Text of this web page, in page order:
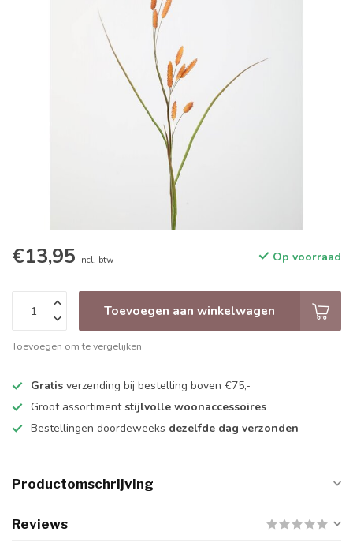
€13,95 Incl. btw Op voorraad
Toevoegen aan winkelwagen
Toevoegen om te vergelijken
Gratis verzending bij bestelling boven €75,-
Groot assortiment stijlvolle woonaccessoires
Bestellingen doordeweeks dezelfde dag verzonden
Productomschrijving
Reviews